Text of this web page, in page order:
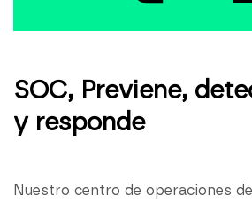
SOC, Previene,
y responde
Nuestro centro de operaciones